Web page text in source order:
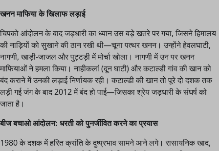
खनन माफिया के खिलाफ लड़ाई
चिपको आंदोलन के बाद जड़धारी का ध्यान उस बड़े खतरे पर गया, जिसने हिमालय
की नाड़ियों को सुखाने की ठान रखी थी—चूना पत्थर खनन। उन्होंने हेवलघाटी,
नागणी, खाड़ी-जाजल और पुट्टड़ी में मोर्चा खोला। नागणी में उन पर खनन
माफियाओं ने हमला किया। नाहीकलां (दून घाटी) और कटाल्डी गांव की खान को
बंद कराने में उनकी लड़ाई निर्णायक रही। कटाल्डी की खान तो पूरे दो दशक तक
लड़ी गई जंग के बाद 2012 में बंद हो पाई—जिसका श्रेय जड़धारी के संघर्ष को
जाता है।
बीज बचाओ आंदोलन: धरती को पुनर्जीवित करने का प्रयास
1980 के दशक में हरित क्रांति के दुष्प्रभाव सामने आने लगे। रासायनिक खाद,